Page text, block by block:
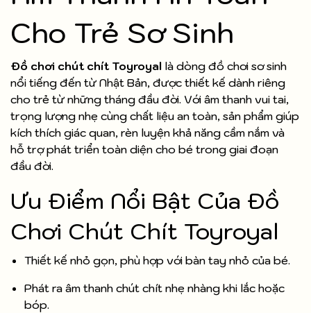
Cho Trẻ Sơ Sinh
Đồ chơi chút chít Toyroyal là dòng đồ chơi sơ sinh
nổi tiếng đến từ Nhật Bản, được thiết kế dành riêng
cho trẻ từ những tháng đầu đời. Với âm thanh vui tai,
trọng lượng nhẹ cùng chất liệu an toàn, sản phẩm giúp
kích thích giác quan, rèn luyện khả năng cầm nắm và
hỗ trợ phát triển toàn diện cho bé trong giai đoạn
đầu đời.
Ưu Điểm Nổi Bật Của Đồ
Chơi Chút Chít Toyroyal
Thiết kế nhỏ gọn, phù hợp với bàn tay nhỏ của bé.
Phát ra âm thanh chút chít nhẹ nhàng khi lắc hoặc
bóp.